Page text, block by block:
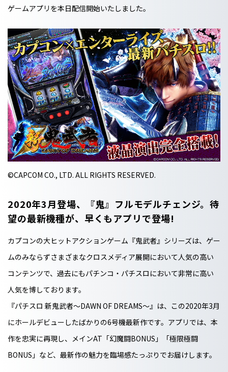
ゲームアプリを本日配信開始いたしました。
©CAPCOM CO., LTD. ALL RIGHTS RESERVED.
2020年3月登場、『鬼』フルモデルチェンジ。待
望の最新機種が、早くもアプリで登場!
カプコンの大ヒットアクションゲーム『鬼武者』シリーズは、ゲー
ムのみならずさまざまなクロスメディア展開において人気の高い
コンテンツで、過去にもパチンコ・パチスロにおいて非常に高い
人気を博しております。
『パチスロ 新鬼武者～DAWN OF DREAMS～』は、この2020年3月
にホールデビューしたばかりの6号機最新作です。アプリでは、本
作を忠実に再現し、メインAT「幻魔闘BONUS」「極限極闘
BONUS」など、最新作の魅力を臨場感たっぷりでお届けします。